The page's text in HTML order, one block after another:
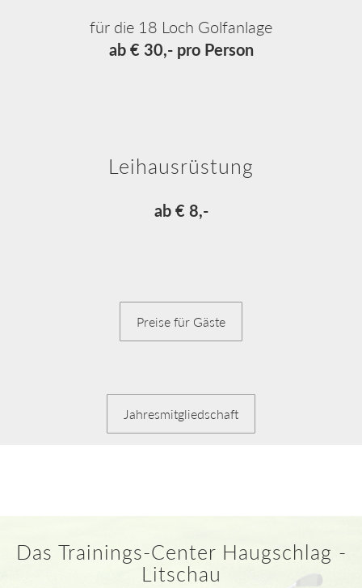
für die 18 Loch Golfanlage
ab € 30,- pro Person
Leihausrüstung
ab € 8,-
Preise für Gäste
Jahresmitgliedschaft
Das Trainings-Center Haugschlag -
Litschau